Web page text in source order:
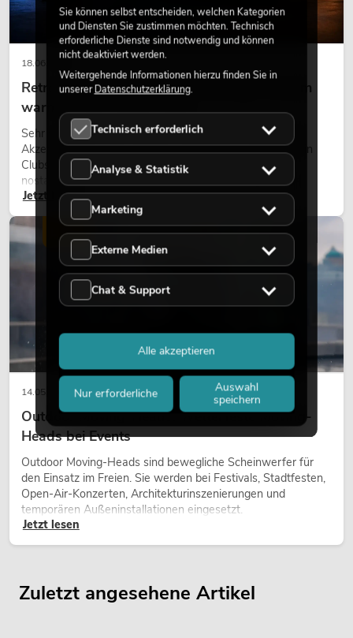
18.06.2026
Retro-Licht im modernen Lichtdesign: Warum
warmes Licht wieder wirkt
Sehr warmes Licht, sichtbare Leuchtflächen und farbige
Akzente prägen viele aktuelle Lichtdesigns auf Bühnen, in
Clubs und bei Events. Retro-Licht ist dabei kein rein
nostalgischer Effekt, sondern ein bewusst eingesetztes
Gestaltungsmittel: Es schafft Atmosphäre, gibt Szenen
Charakter und kann technische LED-Setups emotionaler
wirken lassen.
Jetzt lesen
14.05.2026
Outdoor Moving-Heads: Wetterfeste Moving-
Heads bei Events
Outdoor Moving-Heads sind bewegliche Scheinwerfer für
den Einsatz im Freien. Sie werden bei Festivals, Stadtfesten,
Open-Air-Konzerten, Architekturinszenierungen und
temporären Außeninstallationen eingesetzt.
Jetzt lesen
LICHT
Zuletzt angesehene Artikel
Sie können selbst entscheiden, welchen Kategorien
und Diensten Sie zustimmen möchten. Technisch
erforderliche Dienste sind notwendig und können
nicht deaktiviert werden.
Weitergehende Informationen hierzu finden Sie in
unsererDatenschutzerklärung.
Technisch erforderlich
Analyse & Statistik
Marketing
Externe Medien
Chat & Support
Nur erforderliche
Auswahl
speichern
Alle akzeptieren